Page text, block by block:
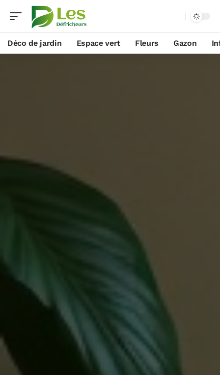
Déco de jardin Espace vert Fleurs Gazon